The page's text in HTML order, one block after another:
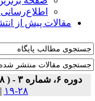
اطلاع‌رسانی
مقالات پیش از
دوره ۶، شماره ۳ - ( ۸-۱۳۸۳ )
۲۸-۱۹
|